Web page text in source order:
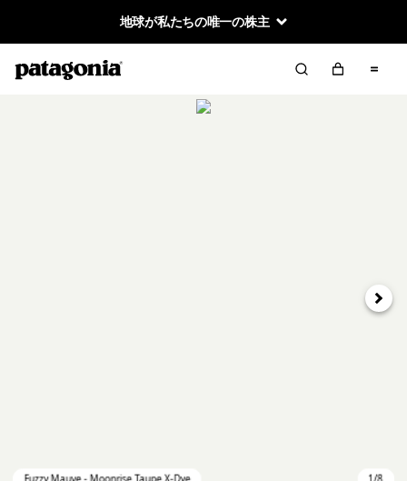
地球が私たちの唯一の株主
次へ